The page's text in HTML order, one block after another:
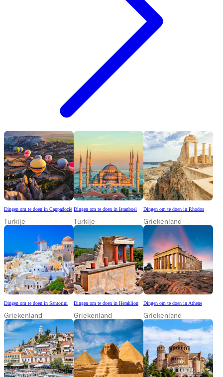
Dingen om te doen in Cappadocië
Turkije
Dingen om te doen in Istanboel
Turkije
Dingen om te doen in Rhodos
Griekenland
Dingen om te doen in Santorini
Griekenland
Dingen om te doen in Heraklion
Griekenland
Dingen om te doen in Athene
Griekenland